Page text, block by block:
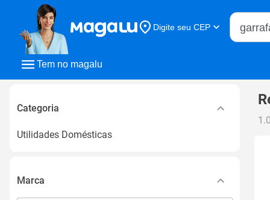
Tem no magalu
Digite seu CEP
Buscar
Categoria
Utilidades Domésticas
Marca